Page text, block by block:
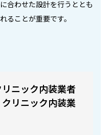
合わせた設計を行うととも
ることが重要です。
リニック内装業者
リニック内装業